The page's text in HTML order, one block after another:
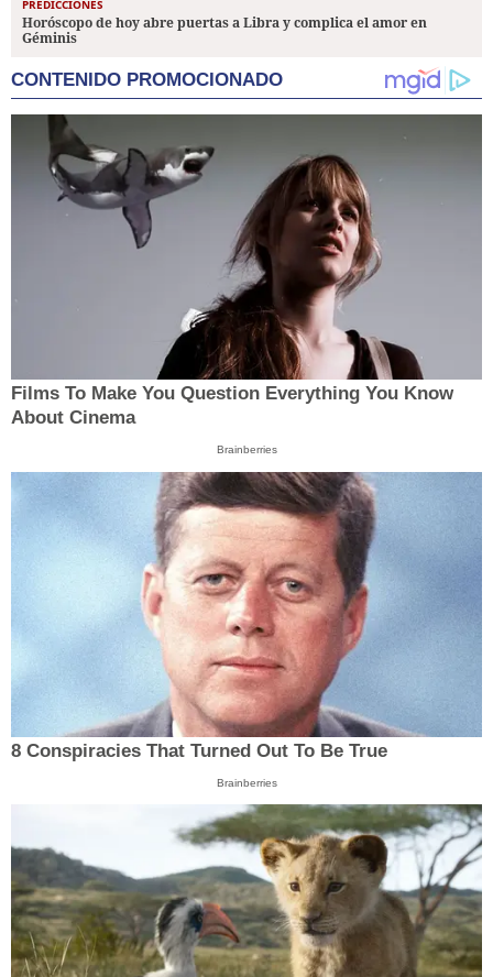
PREDICCIONES
Horóscopo de hoy abre puertas a Libra y complica el amor en
Géminis
CONTENIDO PROMOCIONADO
Films To Make You Question Everything You Know
About Cinema
Brainberries
8 Conspiracies That Turned Out To Be True
Brainberries